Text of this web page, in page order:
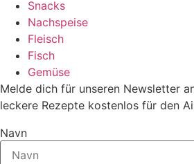
Snacks
Nachspeise
Fleisch
Fisch
Gemüse
Melde dich für unseren Newsletter
leckere Rezepte kostenlos für den
Navn